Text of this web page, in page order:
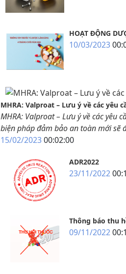
HOẠT ĐỘNG
10/03/2023
MHRA: Valproat – Lưu ý về các
MHRA: Valproat – Lưu ý về các yêu
biện pháp đảm bảo an toàn mới sẽ
15/02/202300:02:00
ADR2022
23/11/2022
Thông báo thu
09/11/2022